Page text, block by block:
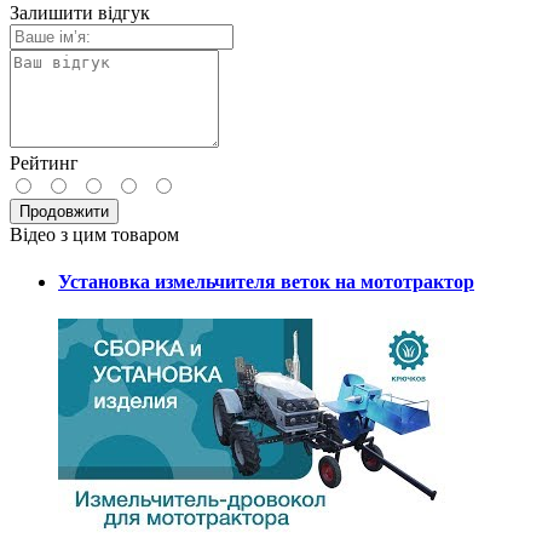
Залишити відгук
Рейтинг
Продовжити
Відео з цим товаром
Установка измельчителя веток на мототрактор